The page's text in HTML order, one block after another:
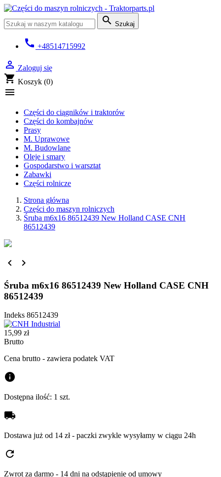
 Szukaj
call +48514715992
 Zaloguj się
shopping_cart Koszyk (0)

Części do ciągników i traktorów
Części do kombajnów
Prasy
M. Uprawowe
M. Budowlane
Oleje i smary
Gospodarstwo i warsztat
Zabawki
Części rolnicze
Strona główna
Części do maszyn rolniczych
Śruba m6x16 86512439 New Holland CASE CNH
86512439
 
Śruba m6x16 86512439 New Holland CASE CNH
86512439
Indeks 86512439
15,99 zł
Brutto
Cena brutto - zawiera podatek VAT
info
Dostępna ilość: 1 szt.
local_shipping
Dostawa już od 14 zł - paczki zwykle wysyłamy w ciągu 24h
refresh
Zwrot za darmo - 14 dni na odstąpienie od umowy